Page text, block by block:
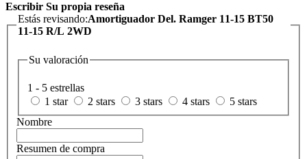
Escribir Su propia reseña
Estás revisando:Amortiguador Del. Ramger 11-15 BT50
11-15 R/L 2WD
Su valoración
1 - 5 estrellas
1 star
2 stars 3 stars 4 stars
5 stars
Nombre
Resumen de compra